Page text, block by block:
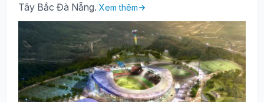
Tây Bắc Đà Nẵng. Xem thêm